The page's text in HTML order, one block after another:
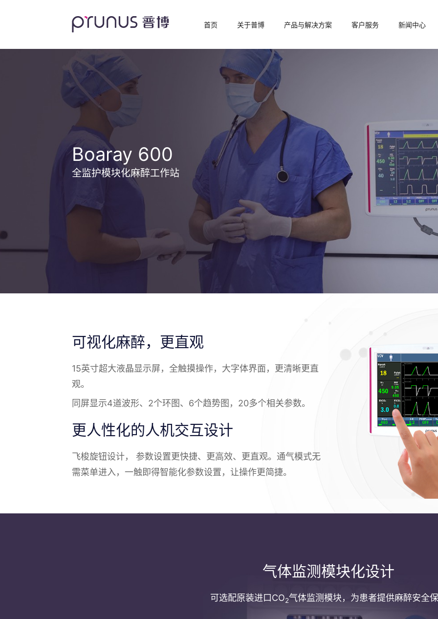
首页 关于普博 产品与解决方案 客户服务 新闻中心
Boaray 600
全监护模块化麻醉工作站
可视化麻醉，更直观
15英寸超大液晶显示屏，全触摸操作，大字体界面，更清晰更直
观。
同屏显示4道波形、2个环图、6个趋势图，20多个相关参数。
更人性化的人机交互设计
飞梭旋钮设计， 参数设置更快捷、更高效、更直观。通气模式无
需菜单进入，一触即得智能化参数设置，让操作更简捷。
气体监测模块化设计
可选配原装进口CO2气体监测模块，为患者提供麻醉安全